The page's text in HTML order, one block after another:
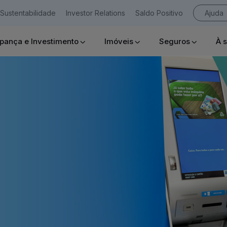
Sustentabilidade Investor Relations Saldo Positivo Ajuda
e Investimento Imóveis Seguros À